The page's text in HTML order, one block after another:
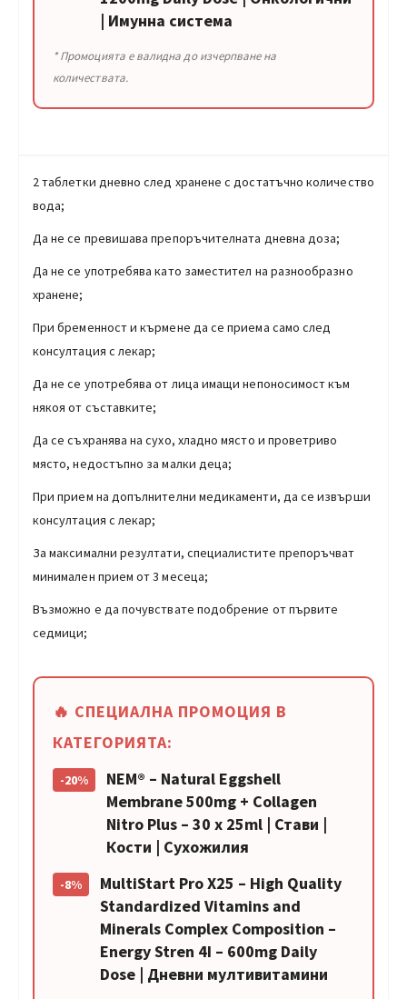
| Имунна система
* Промоцията е валидна до изчерпване на
количествата.
2 таблетки дневно след хранене с достатъчно количество
вода;
Да не се превишава препоръчителната дневна доза;
Да не се употребява като заместител на разнообразно
хранене;
При бременност и кърмене да се приема само след
консултация с лекар;
Да не се употребява от лица имащи непоносимост към
някоя от съставките;
Да се съхранява на сухо, хладно място и проветриво
място, недостъпно за малки деца;
При прием на допълнителни медикаменти, да се извърши
консултация с лекар;
За максимални резултати, специалистите препоръчват
минимален прием от 3 месеца;
Възможно е да почувствате подобрение от първите
седмици;
🔥 СПЕЦИАЛНА ПРОМОЦИЯ В
КАТЕГОРИЯТА:
-20%
NEM® – Natural Eggshell
Membrane 500mg + Collagen
Nitro Plus – 30 x 25ml | Стави |
Кости | Сухожилия
-8%
MultiStart Pro X25 – High Quality
Standardized Vitamins and
Minerals Complex Composition –
Energy Stren 4I – 600mg Daily
Dose | Дневни мултивитамини